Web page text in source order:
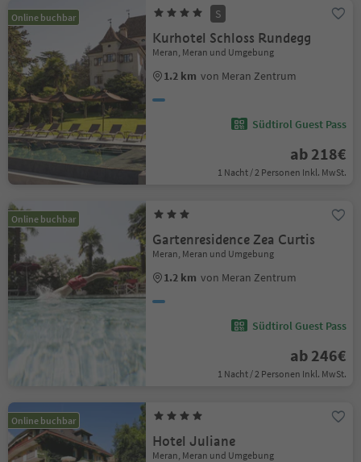
Online buchbar S
Kurhotel Schloss Rundegg
Meran, Meran und Umgebung
1.2 km von Meran Zentrum
Südtirol Guest Pass
ab 218€
1 Nacht / 2 Personen Inkl. MwSt.
Online buchbar
Gartenresidence Zea Curtis
Meran, Meran und Umgebung
1.2 km von Meran Zentrum
Südtirol Guest Pass
ab 246€
1 Nacht / 2 Personen Inkl. MwSt.
Online buchbar
Hotel Juliane
Meran, Meran und Umgebung